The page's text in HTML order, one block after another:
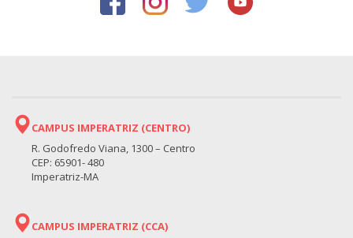
CAMPUS IMPERATRIZ (CENTRO)
R. Godofredo Viana, 1300 – Centro
CEP: 65901- 480
Imperatriz-MA
CAMPUS IMPERATRIZ (CCA)